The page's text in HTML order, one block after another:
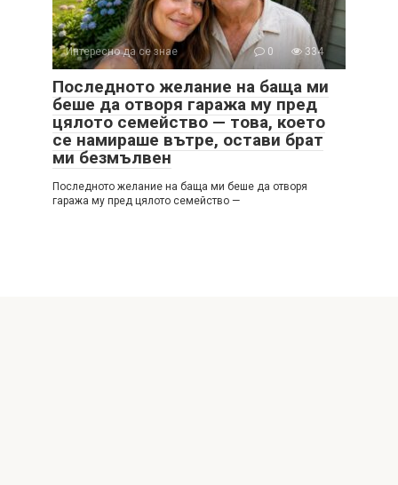
Интересно да се знае 0 334
Последното желание на баща ми
беше да отворя гаража му пред
цялото семейство — това, което
се намираше вътре, остави брат
ми безмълвен
Последното желание на баща ми беше да отворя
гаража му пред цялото семейство —